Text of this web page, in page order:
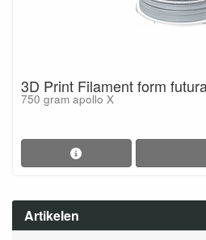
Artikelen
3D Print Filament form
750 gram apollo X